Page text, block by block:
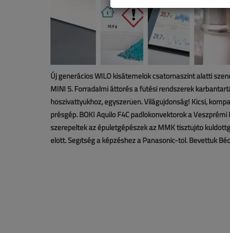
Új generációs WILO kisátemelők csatornaszint alatti
MINI 5. Forradalmi áttörés a fűtési rendszerek
hőszivattyúkhoz, egyszerűen. Világújdonság! Kicsi,
présgép. BOKI Aquilo F4C padlókonvektorok a
szerepeltek az épületgépészek az MMK tisztújító
előtt. Segítség a képzéshez a Panasonic-tól. Bevettük